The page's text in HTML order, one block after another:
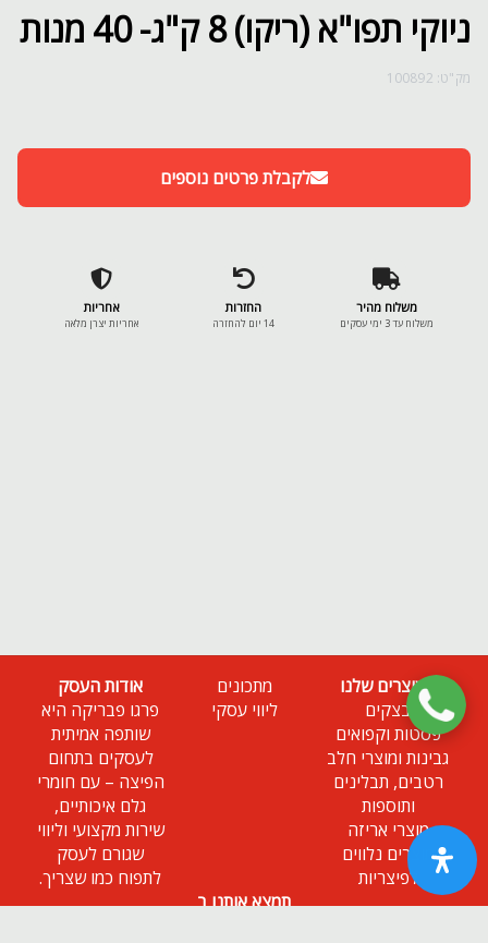
ניוקי תפו"א (ריקו) 8 ק"ג- 40 מנות
מק"ט: 100892
לקבלת פרטים נוספים
משלוח מהיר
משלוח עד 3 ימי עסקים
החזרות
14 יום להחזרה
אחריות
אחריות יצרן מלאה
המוצרים שלנו
בצקים
פסטות וקפואים
גבינות ומוצרי חלב
רטבים, תבלינים
ותוספות
מוצרי אריזה
מוצרים נלווים
לפיצריות
מתכונים
ליווי עסקי
אודות העסק
פרגו פבריקה היא
שותפה אמיתית
לעסקים בתחום
הפיצה – עם חומרי
גלם איכותיים,
שירות מקצועי וליווי
שגורם לעסק
לתפוח כמו שצריך.
תמצא אותנו ב